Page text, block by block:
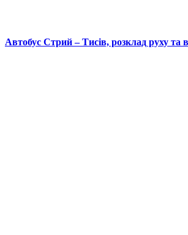
Автобус Стрий – Тисів, розклад руху та